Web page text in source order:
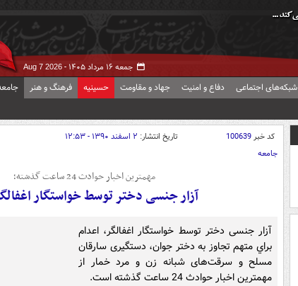
جمعه ۱۶ مرداد ۱۴۰۵ - Aug 7 2026
شبکه‌های اجتماعی دفاع و امنیت جهاد و مقاومت حسینیه فرهنگ و هنر
کد خبر100639 تاریخ انتشار: ۲ اسفند ۱۳۹۰ - ۱۲:۵۳
جامعه
مهمترین اخبار حوادث 24 ساعت گذشته؛
آزار جنسی دختر توسط خواستگار
آزار جنسی دختر توسط خواستگار اغفالگر، اعدام
براي متهم تجاوز به دختر جوان، دستگیری سارقان
مسلح و سرقت‌های شبانه زن و مرد خمار از
مهمترین اخبار حوادث 24 ساعت گذشته است.